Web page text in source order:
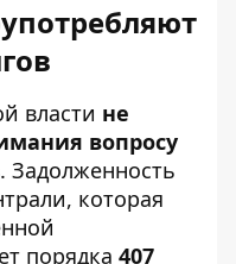
власти не
вопросу
. Задолженность
которая
порядка 407